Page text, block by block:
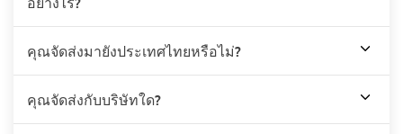
คุณจัดส่งมายังประเทศไทยหรือไม่?
คุณจัดส่งกับบริษัทใด?